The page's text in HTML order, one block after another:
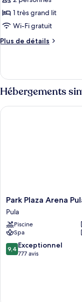
1 très grand lit
Wi-Fi gratuit
Plus de détails
Plus
le
type
de
Room
Hébergements
Park
Plaza
Arena
Pula
Pula
Park Plaza Arena
Pula
Piscine
Spa
9.4
sur
9,4 Exceptionnel
777 avis
Park Plaza Arena Pula